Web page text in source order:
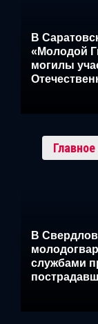
В
«Молодой
могилы
Главное
В
службами